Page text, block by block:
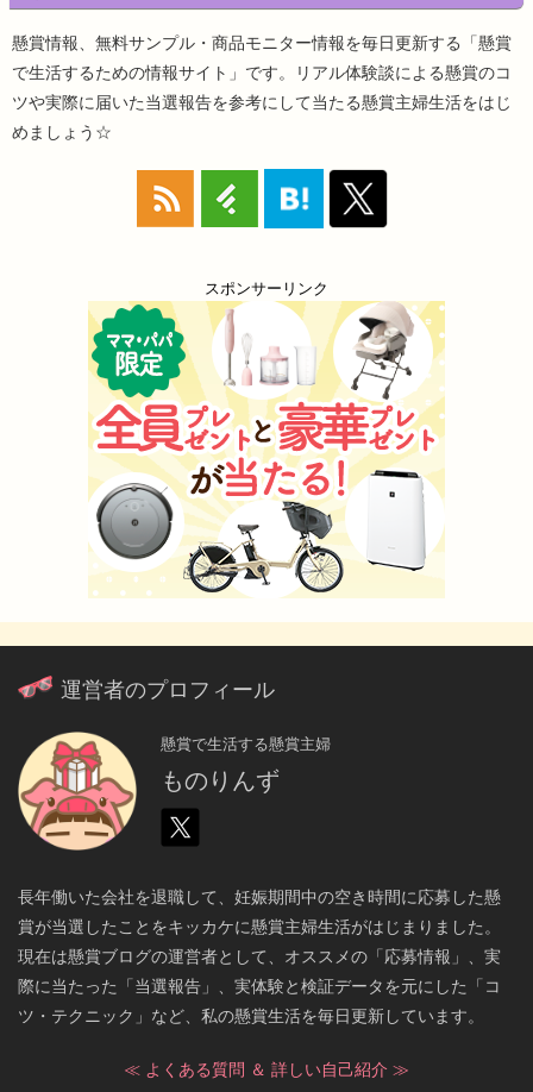
懸賞情報、無料サンプル・商品モニター情報を毎日更新する「懸賞
で生活するための情報サイト」です。リアル体験談による懸賞のコ
ツや実際に届いた当選報告を参考にして当たる懸賞主婦生活をはじ
めましょう☆
スポンサーリンク
運営者のプロフィール
懸賞で生活する懸賞主婦
ものりんず
長年働いた会社を退職して、妊娠期間中の空き時間に応募した懸
賞が当選したことをキッカケに懸賞主婦生活がはじまりました。
現在は懸賞ブログの運営者として、オススメの「応募情報」、実
際に当たった「当選報告」、実体験と検証データを元にした「コ
ツ・テクニック」など、私の懸賞生活を毎日更新しています。
≪ よくある質問 ＆ 詳しい自己紹介 ≫